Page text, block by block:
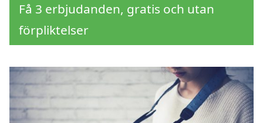
Få 3 erbjudanden, gratis och utan
förpliktelser